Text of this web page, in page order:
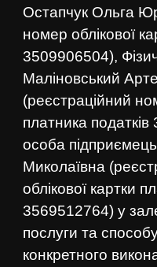
Остапчук Ольга
номер облікової
3509906504),
Маліновський
(реєстраційний
платника
особа
Миколаївна
облікової картки
3569512764) у
послуги та
конкретного